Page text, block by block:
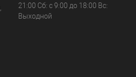
21:00 Сб: с 9:00 до 18:00 Вс:
Выходной